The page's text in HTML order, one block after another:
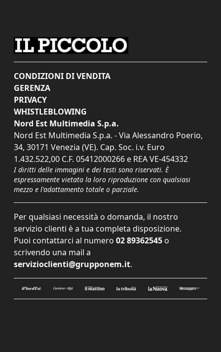
CONDIZIONI DI VENDITA
GERENZA
PRIVACY
WHISTLEBLOWING
Nord Est Multimedia S.p.a.
Nord Est Multimedia S.p.a. - Via Alessandro Poerio,
34, 30171 Venezia (VE). Cap. Soc. i.v. Euro
1.432.522,00 C.F. 05412000266 e REA VE-454332
I diritti delle immagini e dei testi sono riservati. È
espressamente vietata la loro riproduzione con qualsiasi
mezzo e l'adattamento totale o parziale.
Per qualsiasi necessità o domanda, il nostro
servizio clienti è a tua completa disposizione.
Puoi contattarci al numero 02 89362545 o
scrivendo una mail a
servizioclienti@grupponem.it.